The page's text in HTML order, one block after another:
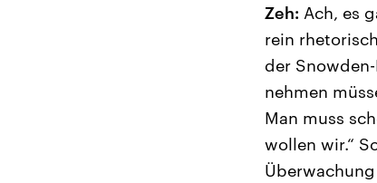
Zeh: Ach, es
rein
der
nehmen
Man muss
wollen wir.“